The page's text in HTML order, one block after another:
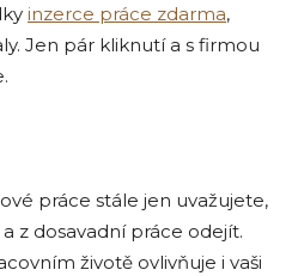
inzerce práce zdarma,
Jen pár kliknutí a s firmou
práce stále jen uvažujete,
z dosavadní práce odejít.
životě ovlivňuje i vaši